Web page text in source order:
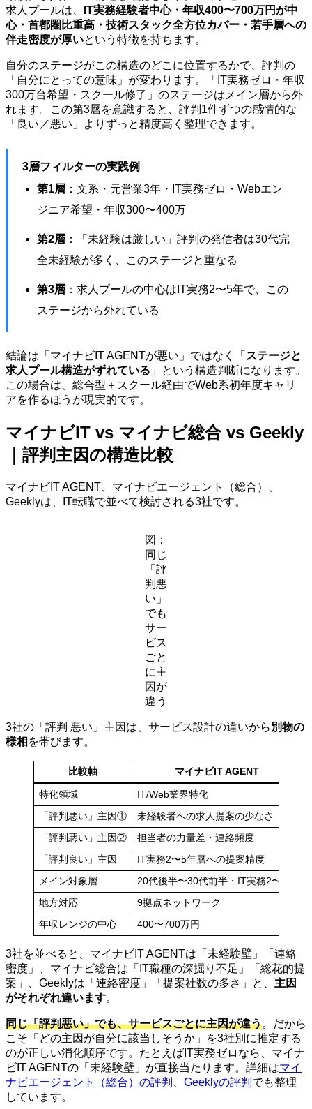
求人プールは、
IT実務経験者中心・年収400〜700万円が中
心・首都圏比重高・技術スタック全方位カバー・若手層への
伴走密度が厚いという特徴を持ちます。
自分のステージがこの構造のどこに位置するかで、評判の
「自分にとっての意味」が変わります。「IT実務ゼロ・年収
300万台希望・スクール修了」のステージはメイン層から外
れます。この第3層を意識すると、評判1件ずつの感情的な
「良い／悪い」よりずっと精度高く整理できます。
3層フィルターの実践例
第1層：文系・元営業3年・IT実務ゼロ・Webエン
ジニア希望・年収300〜400万
第2層：「未経験は厳しい」評判の発信者は30代完
全未経験が多く、このステージと重なる
第3層：求人プールの中心はIT実務2〜5年で、この
ステージから外れている
結論は「マイナビIT AGENTが悪い」ではなく「 ステージと
求人プール構造がずれている 」という構造判断になります。
この場合は、総合型＋スクール経由でWeb系初年度キャリ
アを作るほうが現実的です。
マイナビIT vs マイナビ総合 vs Geekly
｜評判主因の構造比較
マイナビIT AGENT、マイナビエージェント（総合）、
Geeklyは、IT転職で並べて検討される3社です。
図：
同じ
「評
判悪
い」
でも
サー
ビス
ごと
に主
因が
違う
3社の「評判 悪い」主因は、サービス設計の違いから 別物の
様相 を帯びます。
比較軸 マイナビIT AGENT
特化領域 IT/Web業界特化
「評判悪い」主因① 未経験者への求人提案の少なさ
「評判悪い」主因② 担当者の力量差・連絡頻度
「評判良い」主因 IT実務2〜5年層への提案精度
メイン対象層 20代後半〜30代前半・IT実務2〜5年
地方対応 9拠点ネットワーク
年収レンジの中心 400〜700万円
3社を並べると、マイナビIT AGENTは「未経験壁」「連絡
密度」、マイナビ総合は「IT職種の深掘り不足」「総花的提
案」、Geeklyは「連絡密度」「提案社数の多さ」と、 主因
がそれぞれ違います。
同じ「評判悪い」でも、サービスごとに主因が違う。だから
こそ「どの主因が自分に該当しそうか」を3社別に推定する
のが正しい消化順序です。たとえばIT実務ゼロなら、マイナ
ビIT AGENTの「未経験壁」が直接当たります。詳細はマイ
ナビエージェント（総合）の評判
Geeklyの評判 でも整理
しています。